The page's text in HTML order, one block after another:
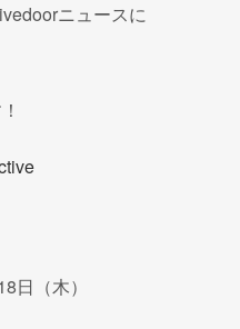
ニュースに
日（木）